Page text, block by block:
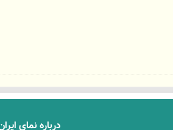
درباره نمای